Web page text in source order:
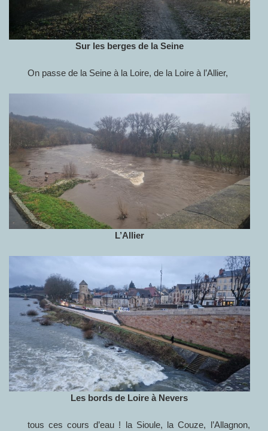
Sur les berges de la Seine
On passe de la Seine à la Loire, de la Loire à l’Allier,
L’Allier
Les bords de Loire à Nevers
tous ces cours d’eau ! la Sioule, la Couze, l’Allagnon,